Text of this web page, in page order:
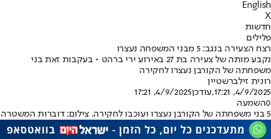
English
X
חדשות
פלילים
רצח הצעירה בנגב: 5 מבני המשפחה נעצרו
נקבע מותה של צעירה בת 27 באירוע ירי ברהט • בעקבות זאת בני
משפחתה של הקורבן נעצרו לחקירה
רונית זילברשטיין
4/9/2025, 17:21
,עודכן4/9/2025, 17:21
0השמעה
5 בני משפחתה של הקורבן נעצרו ועוכבו לחקירה. צילום: דוברות המשטרה